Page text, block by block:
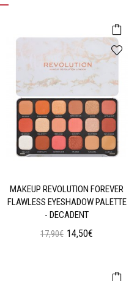
MAKEUP REVOLUTION FOREVER
FLAWLESS EYESHADOW PALETTE
- DECADENT
17,90€ 14,50€